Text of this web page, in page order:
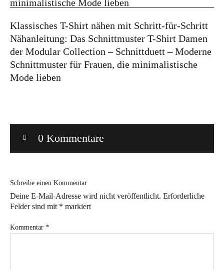
Wir sagen Danke und Good
Bye!
Kontakt
InstagramFacebookPinterest
Greet
Klassisches T-Shirt nähen mit Schritt-für-Schritt
Nähanleitung: Das Schnittmuster T-Shirt Damen
der Modular Collection – Schnittduett – Moderne
Schnittmuster für Frauen, die minimalistische
Mode lieben
0 Kommentare
Schreibe einen Kommentar
Deine E-Mail-Adresse wird nicht veröffentlicht. Erforderliche
Felder sind mit * markiert
Kommentar *